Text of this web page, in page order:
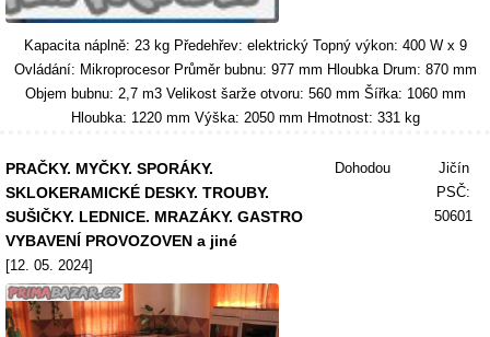
Kapacita náplně: 23 kg Předehřev: elektrický Topný výkon: 400 W x 9
Ovládání: Mikroprocesor Průměr bubnu: 977 mm Hloubka Drum: 870 mm
Objem bubnu: 2,7 m3 Velikost šarže otvoru: 560 mm Šířka: 1060 mm
Hloubka: 1220 mm Výška: 2050 mm Hmotnost: 331 kg
PRAČKY. MYČKY. SPORÁKY.
SKLOKERAMICKÉ DESKY. TROUBY.
SUŠIČKY. LEDNICE. MRAZÁKY. GASTRO
VYBAVENÍ PROVOZOVEN a jiné
[12. 05. 2024]
Dohodou
Jičín
PSČ:
50601